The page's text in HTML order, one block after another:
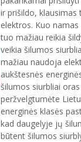
ir prišildo, klausimas
elektros. Kuo
tuo mažiau reikia
veikia šilumos
mažiau naudoja
aukštesnės
šilumos siurbliai
peržvelgtumėte
energinės klasės
kad daugelyje jų
būtent šilumos